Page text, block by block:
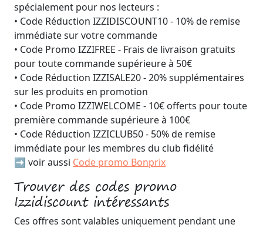
spécialement pour nos lecteurs :
• Code Réduction IZZIDISCOUNT10 - 10% de remise
immédiate sur votre commande
• Code Promo IZZIFREE - Frais de livraison gratuits
pour toute commande supérieure à 50€
• Code Réduction IZZISALE20 - 20% supplémentaires
sur les produits en promotion
• Code Promo IZZIWELCOME - 10€ offerts pour toute
première commande supérieure à 100€
• Code Réduction IZZICLUB50 - 50% de remise
immédiate pour les membres du club fidélité
➡️ voir aussi Code promo Bonprix
Trouver des codes promo
Izzidiscount intéressants
Ces offres sont valables uniquement pendant une